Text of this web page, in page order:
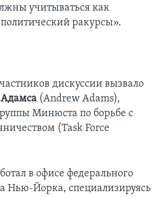
учитываться как
ракурсы».
дискуссии вызвало
(Andrew Adams),
Минюста по борьбе с
(Task Force
в офисе федерального
Нью-Йорка, специализируясь